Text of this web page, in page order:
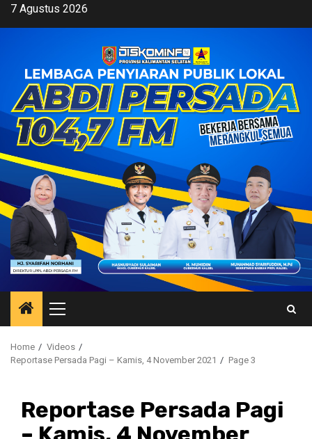
Skip7 Agustus 2026
Primary
Menu
Home
Videos
Reportase Persada Pagi – Kamis, 4 November 2021
Page 3
Reportase Persada Pagi